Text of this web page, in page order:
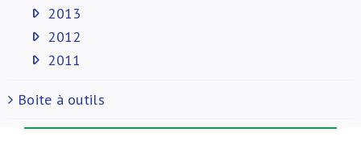
2013
2012
2011
Boite à outils